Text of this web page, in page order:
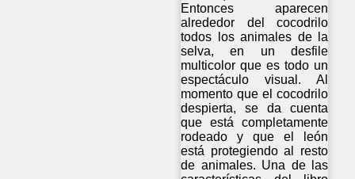
Entonces aparecen
alrededor del cocodrilo
todos los animales de la
selva, en un desfile
multicolor que es todo un
espectáculo visual. Al
momento que el cocodrilo
despierta, se da cuenta
que está completamente
rodeado y que el león
está protegiendo al resto
de animales. Una de las